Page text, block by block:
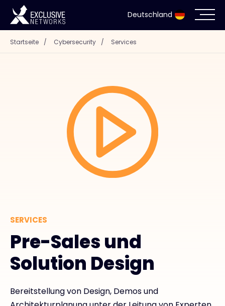
Deutschland
Cybersecurity
Unternehmen
Exclusive Access - Erfahren Sie mehr
Startseite / Cybersecurity / Services
SERVICES
Pre-Sales und
Solution Design
Bereitstellung von Design, Demos und